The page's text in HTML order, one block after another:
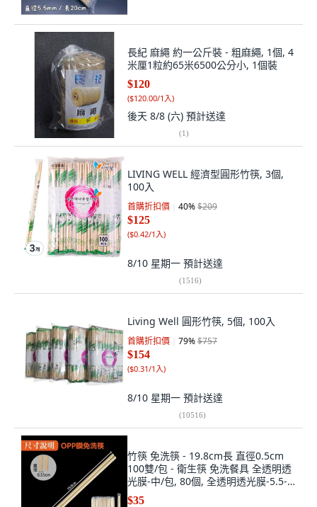
長紀 麻繩 約一公斤裝 - 粗麻繩, 1個, 4
米厘1粒約65米6500公分小, 1個裝
$120
($120.00/1入)
後天 8/8 (六) 預計送達
(1)
LIVING WELL 經濟型圓形竹筷, 3個,
100入
首購折扣價 40%$209
$125
($0.42/1入)
8/10 星期一 預計送達
(1516)
Living Well 圓形竹筷, 5個, 100入
首購折扣價 79%$757
$154
($0.31/1入)
8/10 星期一 預計送達
(10516)
竹筷 免洗筷 - 19.8cm長 直徑0.5cm
100雙/包 - 衛生筷 免洗餐具 全透明透
光膜-中/包, 80個, 全透明透光膜-5.5-
中/包
$35